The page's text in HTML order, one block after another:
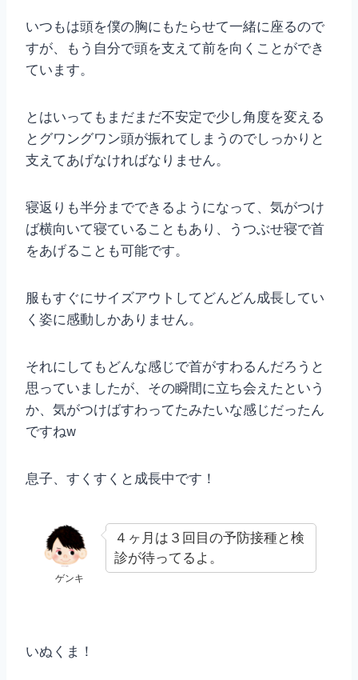
いつもは頭を僕の胸にもたらせて一緒に座るので
すが、もう自分で頭を支えて前を向くことができ
ています。
とはいってもまだまだ不安定で少し角度を変える
とグワングワン頭が振れてしまうのでしっかりと
支えてあげなければなりません。
寝返りも半分までできるようになって、気がつけ
ば横向いて寝ていることもあり、うつぶせ寝で首
をあげることも可能です。
服もすぐにサイズアウトしてどんどん成長してい
く姿に感動しかありません。
それにしてもどんな感じで首がすわるんだろうと
思っていましたが、その瞬間に立ち会えたという
か、気がつけばすわってたみたいな感じだったん
ですねw
息子、すくすくと成長中です！
ゲンキ
４ヶ月は３回目の予防接種と検
診が待ってるよ。
いぬくま！